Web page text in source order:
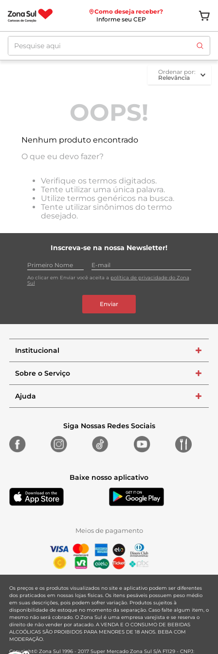
Como deseja receber?
Informe seu CEP
Pesquise aqui
ordenar por
Relevância
OOPS!
Nenhum produto encontrado
O que eu devo fazer?
Verifique os termos digitados.
Tente utilizar uma única palavra.
Utilize termos genéricos na busca.
Tente utilizar sinônimos do termo
desejado.
Inscreva-se na nossa Newsletter!
Ao clicar em Enviar você aceita a política de privacidade do Zona
Sul
Enviar
Institucional +
Sobre o Serviço +
Ajuda +
Siga Nossas Redes Sociais
Baixe nosso aplicativo
Meios de pagamento
Os preços e os produtos visualizados no site e aplicativo podem ser diferentes
dos praticados em nossas lojas físicas. Os itens pesáveis possuem peso médio
em suas descrições, pois podem sofrer variação. Produtos sujeitos à
disponibilidade de estoque no momento da separação. Caso falte algum item, o
mesmo não será cobrado. O Zona Sul é uma empresa varejista e se reserva o
direito de não vender por atacado. A VENDA E O CONSUMO DE BEBIDAS
ALCOÓLICAS SÃO PROIBIDOS PARA MENORES DE 18 ANOS. BEBA COM
MODERAÇÃO.
Copyright© Zona Sul 1996 - 2017 Super Mercado Zona Sul S/A F1129 - CNPJ: